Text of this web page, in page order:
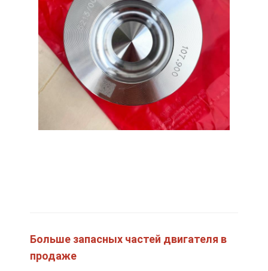
Детали двигателя CUMMINS
Части двигателей MITSUBISHI
Части двигателей John Deere
Части двигателя DOOSAN
Части двигателя EC VOLVO
Больше запасных частей двигателя в
продаже